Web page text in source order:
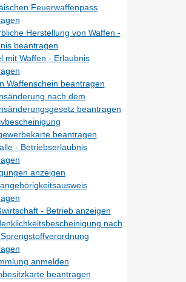
Feuerwaffenpass
Herstellung von Waffen -
beantragen
mit Waffen - Erlaubnis
Waffenschein beantragen
nach dem
beantragen
beantragen
- Betriebserlaubnis
anzeigen
- Betrieb anzeigen
nach
anmelden
beantragen